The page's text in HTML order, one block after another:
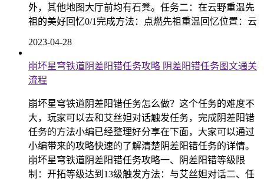
外，其他地图大厅前均有石凳。任务二：在云野重温先
祖的美好回忆0/1完成方法：点燃先祖重温回忆位置：云
2023-04-28
崩坏星穹铁道阴差阳错任务攻略 阴差阳错任务图文通关
流程
崩坏星穹铁道阴差阳错任务怎么做？这个任务的难度不
大，玩家可以去和艾丝妲对话触发任务，完成阴差阳错
任务的方法小编已经整理好分享在下面，大家可以通过
小编带来的攻略快速的了解清楚阴差阳错任务的详情。
崩坏星穹铁道阴差阳错任务攻略一、阴差阳错等级限
制：开拓等级达到13级触发方法：与艾丝妲对话二、任